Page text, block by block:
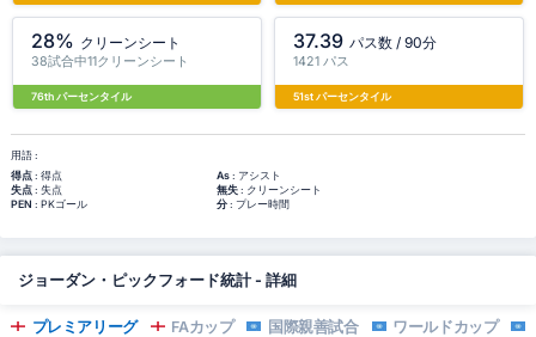
28% クリーンシート
38試合中11クリーンシート
76th パーセンタイル
37.39 パス数 / 90分
1421 パス
51st パーセンタイル
用語 :
得点: 得点 As: アシスト
失点: 失点 無失: クリーンシート
PEN : PKゴール 分: プレー時間
ジョーダン・ピックフォード統計 - 詳細
プレミアリーグ FAカップ 国際親善試合 ワールドカップ